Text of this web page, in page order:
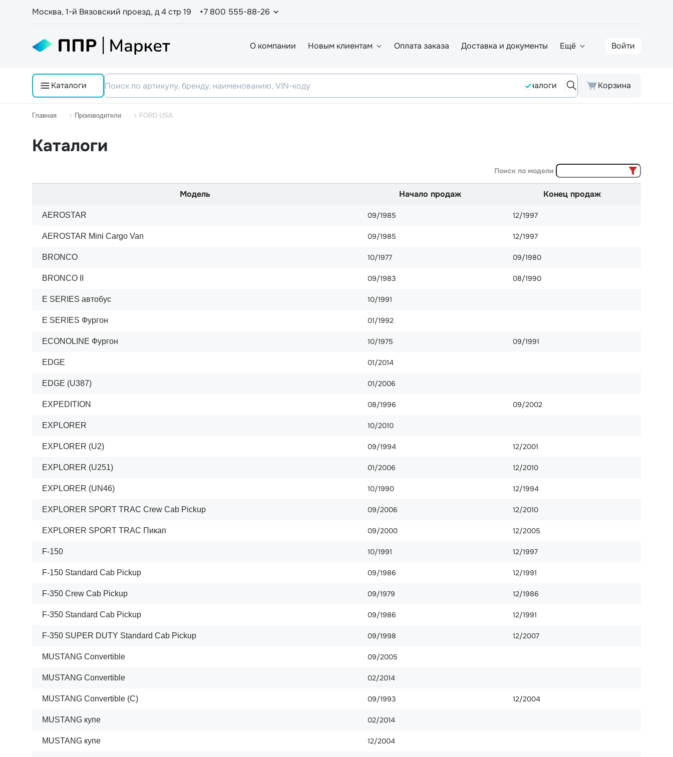
Москва, 1-й Вязовский проезд, д 4 стр 19 +7 800 555-88-26
О компании Новым клиентам Оплата заказа Доставка и документы Ещё Войти
Каталоги Аналоги Корзина
Главная Производители FORD USA
Каталоги
Поиск по модели
Модель Начало продаж Конец продаж
AEROSTAR 09/1985 12/1997
AEROSTAR Mini Cargo Van 09/1985 12/1997
BRONCO 10/1977 09/1980
BRONCO II 09/1983 08/1990
E SERIES автобус 10/1991
E SERIES Фургон 01/1992
ECONOLINE Фургон 10/1975 09/1991
EDGE 01/2014
EDGE (U387) 01/2006
EXPEDITION 08/1996 09/2002
EXPLORER 10/2010
EXPLORER (U2) 09/1994 12/2001
EXPLORER (U251) 01/2006 12/2010
EXPLORER (UN46) 10/1990 12/1994
EXPLORER SPORT TRAC Crew Cab Pickup 09/2006 12/2010
EXPLORER SPORT TRAC Пикап 09/2000 12/2005
F-150 10/1991 12/1997
F-150 Standard Cab Pickup 09/1986 12/1991
F-350 Crew Cab Pickup 09/1979 12/1986
F-350 Standard Cab Pickup 09/1986 12/1991
F-350 SUPER DUTY Standard Cab Pickup 09/1998 12/2007
MUSTANG Convertible 09/2005
MUSTANG Convertible 02/2014
MUSTANG Convertible (C) 09/1993 12/2004
MUSTANG купе 02/2014
MUSTANG купе 12/2004